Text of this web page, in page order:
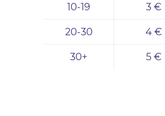
10-19 3 €
20-30 4 €
30+ 5 €